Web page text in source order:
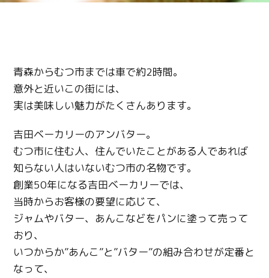
青森からむつ市までは車で約2時間。
意外と近いこの街には、
実は美味しい魅力がたくさんあります。
吉田ベーカリーのアンバター。
むつ市に住む人、住んでいたことがある人であれば
知らない人はいないむつ市の名物です。
創業50年になる吉田ベーカリーでは、
当時からお客様の要望に応じて、
ジャムやバター、あんこなどをパンに塗って売って
おり、
いつからか”あんこ”と”バター”の組み合わせが定番と
なって、